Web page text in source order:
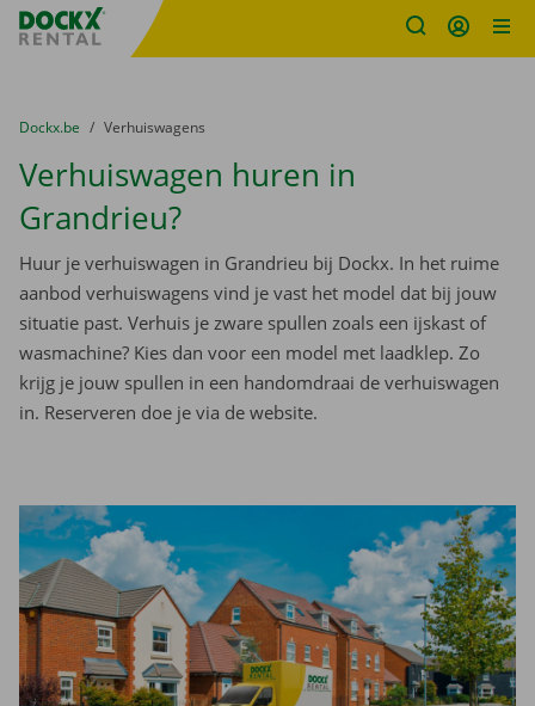
Fratello DEMO
U bevindt zich hier:
van
Dockx.be naar
Verhuiswagens
Verhuiswagen huren in
Grandrieu?
Huur je verhuiswagen in Grandrieu bij Dockx. In het ruime
aanbod verhuiswagens vind je vast het model dat bij jouw
situatie past. Verhuis je zware spullen zoals een ijskast of
wasmachine? Kies dan voor een model met laadklep. Zo
krijg je jouw spullen in een handomdraai de verhuiswagen
in. Reserveren doe je via de website.